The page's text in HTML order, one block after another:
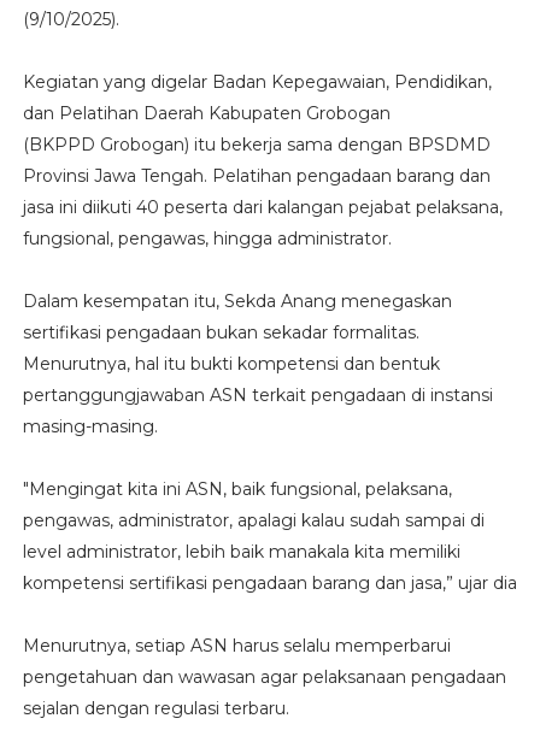
(9/10/2025).
Kegiatan yang digelar Badan Kepegawaian, Pendidikan,
dan Pelatihan Daerah Kabupaten Grobogan
(BKPPD Grobogan) itu bekerja sama dengan BPSDMD
Provinsi Jawa Tengah. Pelatihan pengadaan barang dan
jasa ini diikuti 40 peserta dari kalangan pejabat pelaksana,
fungsional, pengawas, hingga administrator.
Dalam kesempatan itu, Sekda Anang menegaskan
sertifikasi pengadaan bukan sekadar formalitas.
Menurutnya, hal itu bukti kompetensi dan bentuk
pertanggungjawaban ASN terkait pengadaan di instansi
masing-masing.
"Mengingat kita ini ASN, baik fungsional, pelaksana,
pengawas, administrator, apalagi kalau sudah sampai di
level administrator, lebih baik manakala kita memiliki
kompetensi sertifikasi pengadaan barang dan jasa,” ujar dia
Menurutnya, setiap ASN harus selalu memperbarui
pengetahuan dan wawasan agar pelaksanaan pengadaan
sejalan dengan regulasi terbaru.